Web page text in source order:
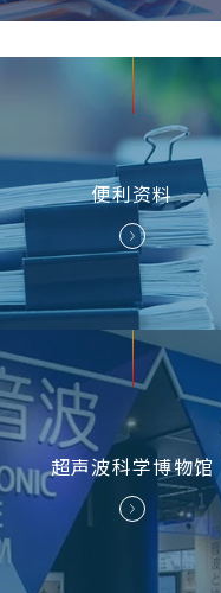
便利资料
超声波科学博物馆